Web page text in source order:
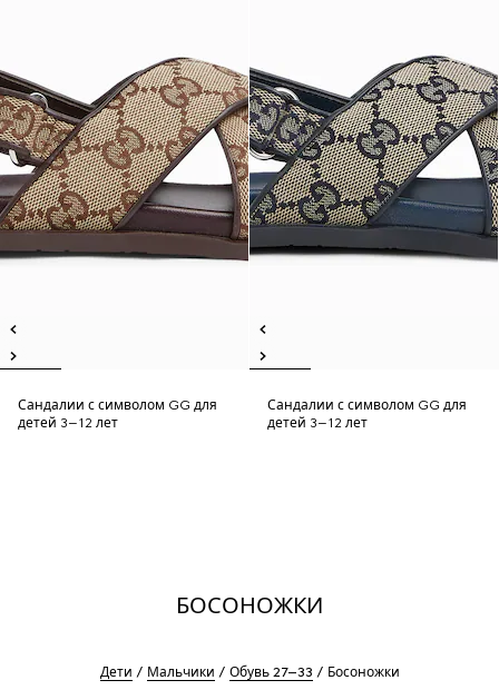
Сандалии с символом GG для
детей 3–12 лет
Сандалии с символом GG для
детей 3–12 лет
БОСОНОЖКИ
Дети Мальчики Обувь 27–33 Босоножки